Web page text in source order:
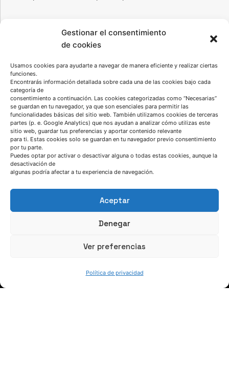
Gestionar el consentimiento
de cookies
Usamos cookies para ayudarte a navegar de manera eficiente y realizar ciertas
funciones.
Encontrarás información detallada sobre cada una de las cookies bajo cada
categoría de
consentimiento a continuación. Las cookies categorizadas como “Necesarias”
se guardan en tu navegador, ya que son esenciales para permitir las
funcionalidades básicas del sitio web. También utilizamos cookies de terceras
partes (p. e. Google Analytics) que nos ayudan a analizar cómo utilizas este
sitio web, guardar tus preferencias y aportar contenido relevante
para ti. Estas cookies solo se guardan en tu navegador previo consentimiento
por tu parte.
Puedes optar por activar o desactivar alguna o todas estas cookies, aunque la
desactivación de
algunas podría afectar a tu experiencia de navegación.
Aceptar
Denegar
Ver preferencias
Política de privacidad
Contenidos relacionados:
I+D Corrosión y Protección de Materiales
Fabricación de polvos metálicos